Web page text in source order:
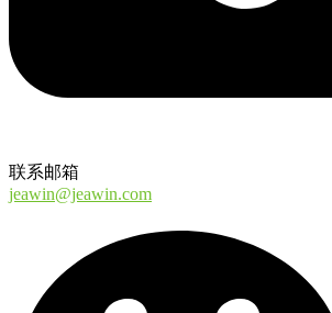
联系邮箱
jeawin@jeawin.com